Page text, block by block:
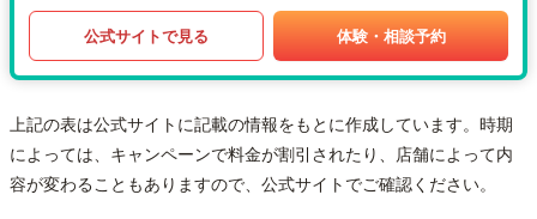
公式サイトで見る 体験・相談予約
上記の表は公式サイトに記載の情報をもとに作成しています。時期
によっては、キャンペーンで料金が割引されたり、店舗によって内
容が変わることもありますので、公式サイトでご確認ください。